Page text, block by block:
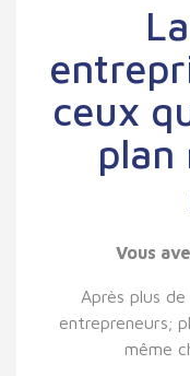
ceux
plan
Vous
Après plus
entrepreneurs;
même